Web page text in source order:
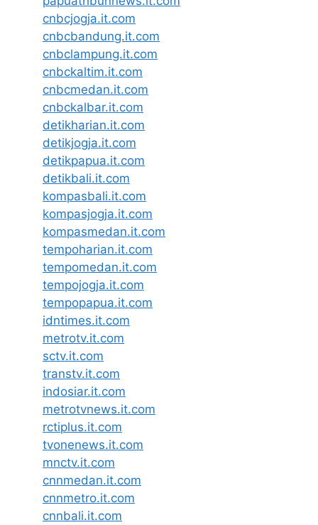
cnbcjogja.it.com
cnbcbandung.it.com
cnbclampung.it.com
cnbckaltim.it.com
cnbcmedan.it.com
cnbckalbar.it.com
detikharian.it.com
detikjogja.it.com
detikpapua.it.com
detikbali.it.com
kompasbali.it.com
kompasjogja.it.com
kompasmedan.it.com
tempoharian.it.com
tempomedan.it.com
tempojogja.it.com
tempopapua.it.com
idntimes.it.com
metrotv.it.com
sctv.it.com
transtv.it.com
indosiar.it.com
metrotvnews.it.com
rctiplus.it.com
tvonenews.it.com
mnctv.it.com
cnnmedan.it.com
cnnmetro.it.com
cnnbali.it.com